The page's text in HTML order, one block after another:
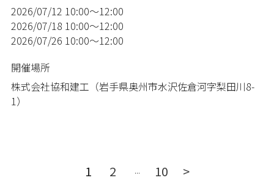
2026/07/12 10:00～12:00
2026/07/18 10:00～12:00
2026/07/26 10:00～12:00
開催場所
株式会社協和建工（岩手県奥州市水沢佐倉河字梨田川8-
1）
1 2 ... 10 >